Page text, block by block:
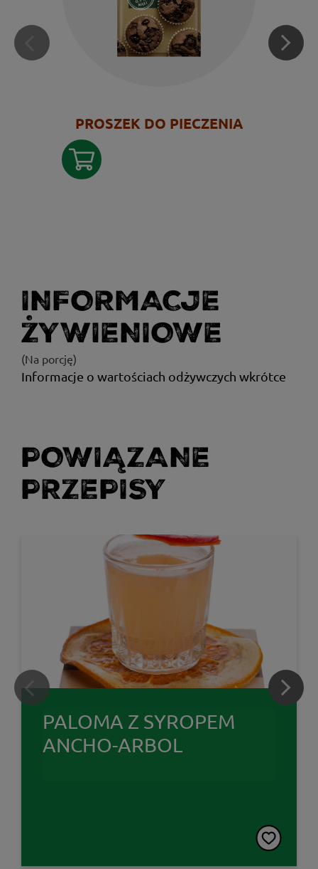
PROSZEK DO PIECZENIA
INFORMACJE
ŻYWIENIOWE
(Na porcję)
Informacje o wartościach odżywczych wkrótce
POWIĄZANE
PRZEPISY
PALOMA Z SYROPEM
ANCHO-ARBOL